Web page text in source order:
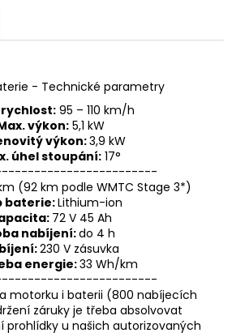
- Technické parametry
rychlost:95 – 110 km/h
výkon:5,1 kW
výkon:3,9 kW
úhel stoupání:17°
(92 km podle WMTC Stage 3*)
baterie:Lithium-ion
72 V 45 Ah
nabíjení:do 4 h
230 V zásuvka
energie:33 Wh/km
motorku i baterii (800 nabíjecích
záruky je třeba absolvovat
prohlídky u našich autorizovaných